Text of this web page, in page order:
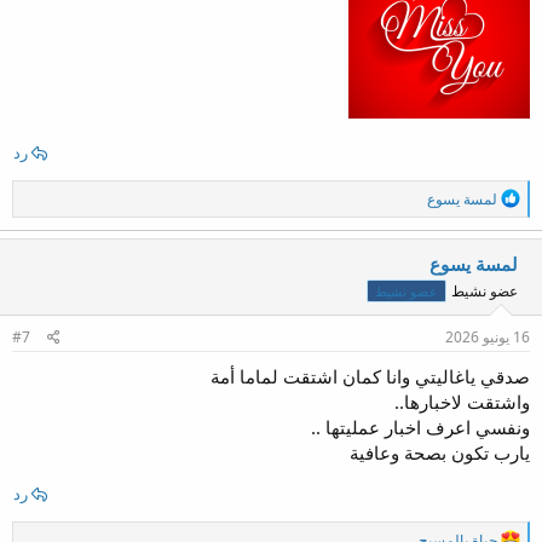
رد
ا
ل
ت
ا
ع
ا
ت
:
لمسة يسوع
لمسة يسوع
عضو نشيط عضو نشيط
16 يونيو 2026 #7
صدقي ياغاليتي وانا كمان اشتقت لماما أمة
واشتقت لاخبارها..
ونفسي اعرف اخبار عمليتها ..
يارب تكون بصحة وعافية
رد
ا